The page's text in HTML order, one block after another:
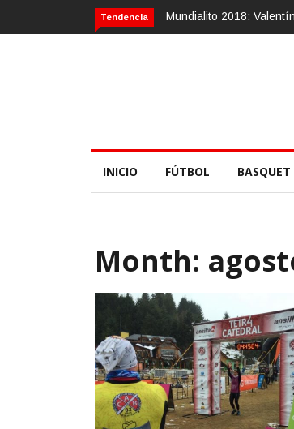
Tendencia Calvario Race 2018, 10
INICIO FÚTBOL BASQUET
Month: